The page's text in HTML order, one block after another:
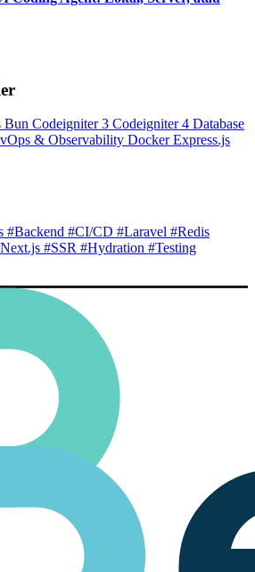
Bun Codeigniter 3 Codeigniter 4 Database
& Observability DockerExpress.js
#Backend #CI/CD #Laravel #Redis
#SSR #Hydration #Testing